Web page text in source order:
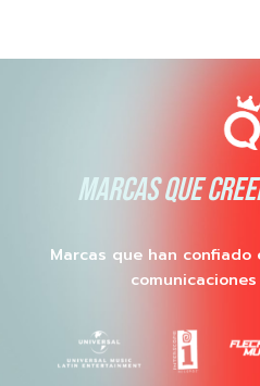
MARCAS QUE
Marcas que han